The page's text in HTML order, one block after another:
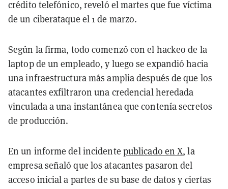
crédito telefónico, reveló el martes que fue víctima
de un ciberataque el 1 de marzo.
Según la firma, todo comenzó con el hackeo de la
laptop de un empleado, y luego se expandió hacia
una infraestructura más amplia después de que los
atacantes exfiltraron una credencial heredada
vinculada a una instantánea que contenía secretos
de producción.
En un informe del incidente publicado en X, la
empresa señaló que los atacantes pasaron del
acceso inicial a partes de su base de datos y ciertas